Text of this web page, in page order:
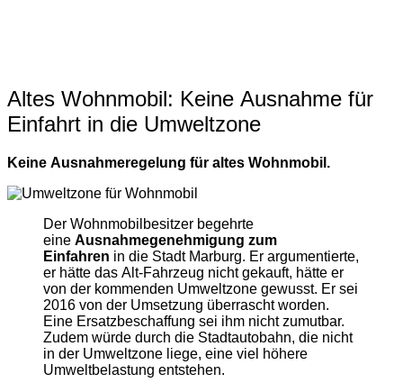
Altes Wohnmobil: Keine Ausnahme für
Einfahrt in die Umweltzone
Keine Ausnahmeregelung für altes Wohnmobil.
Der Wohnmobilbesitzer begehrte
eine Ausnahmegenehmigung zum
Einfahren in die Stadt Marburg. Er argumentierte,
er hätte das Alt-Fahrzeug nicht gekauft, hätte er
von der kommenden Umweltzone gewusst. Er sei
2016 von der Umsetzung überrascht worden.
Eine Ersatzbeschaffung sei ihm nicht zumutbar.
Zudem würde durch die Stadtautobahn, die nicht
in der Umweltzone liege, eine viel höhere
Umweltbelastung entstehen.